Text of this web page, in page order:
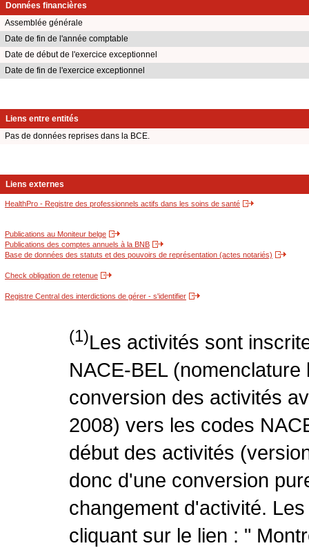
Données financières
Assemblée générale
Date de fin de l'année comptable
Date de début de l'exercice exceptionnel
Date de fin de l'exercice exceptionnel
Liens entre entités
Pas de données reprises dans la BCE.
Liens externes
HealthPro - Registre des professionnels actifs dans les soins de santé
Publications au Moniteur belge
Publications des comptes annuels à la BNB
Base de données des statuts et des pouvoirs de représentation (actes notariés)
Check obligation de retenue
Registre Central des interdictions de gérer - s'identifier
(1)Les activités sont
NACE-BEL
conversion des activités
2008) vers les codes
début des activités
donc d'une conversion
changement d'activité.
cliquant sur le lien : "